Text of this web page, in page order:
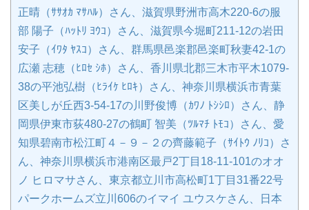
正晴（ｻｻｵｶ ﾏｻﾊﾙ）さん、滋賀県野洲市高木220-6の服
部 陽子（ﾊｯﾄﾘ ﾖｳｺ）さん、滋賀県今堀町211-12の岩田
安子（ｲﾜﾀ ﾔｽｺ）さん、群馬県邑楽郡邑楽町秋妻42-1の
広瀬 志穂（ﾋﾛｾ ｼﾎ）さん、香川県北郡三木市平木1079-
38の平池弘樹（ﾋﾗｲｹ ﾋﾛｷ）さん、神奈川県横浜市青葉
区美しが丘西3-54-17の川野俊博（ｶﾜﾉ ﾄｼｼﾛ）さん、静
岡県伊東市荻480-27の鶴町 智美（ﾂﾙﾏﾁ ﾄﾓｺ）さん、愛
知県碧南市松江町４－９－２の齊藤範子（ｻｲﾄｳ ﾉﾘｺ）さ
ん、神奈川県横浜市港南区最戸2丁目18-11-101のオオ
ノ ヒロマサさん、東京都立川市高松町1丁目31番22号
パークホームズ立川606のイマイ ユウスケさん、日本